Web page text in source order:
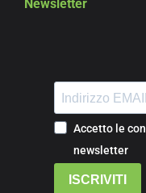
Newsletter
Accetto le
newsletter
ISCRIVITI